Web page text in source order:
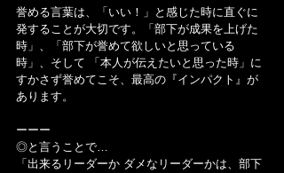
誉める言葉は、「いい！」と感じた時に直ぐに
発することが大切です。「部下が成果を上げた
時」、「部下が誉めて欲しいと思っている
時」、そして 「本人が伝えたいと思った時」に
すかさず誉めてこそ、最高の『インパクト』が
あります。
ーーー
◎と言うことで…
「出来るリーダーか ダメなリーダーかは、部下